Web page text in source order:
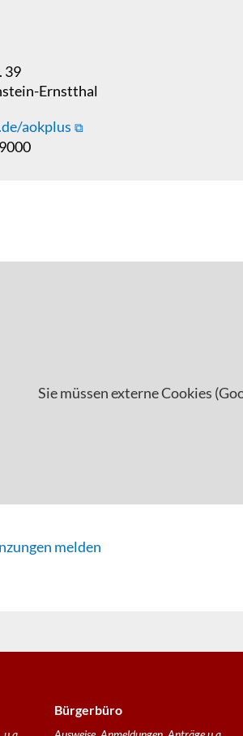
39
Ernstthal
aokplus
Sie müssen externe Cookies
melden
Bürgerbüro